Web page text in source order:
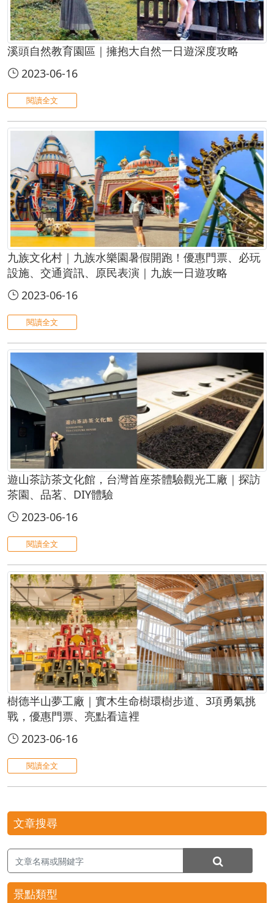
溪頭自然教育園區｜擁抱大自然一日遊深度攻略
2023-06-16
閱讀全文
九族文化村｜九族水樂園暑假開跑！優惠門票、必玩
設施、交通資訊、原民表演｜九族一日遊攻略
2023-06-16
閱讀全文
遊山茶訪茶文化館，台灣首座茶體驗觀光工廠｜探訪
茶園、品茗、DIY體驗
2023-06-16
閱讀全文
樹德半山夢工廠｜實木生命樹環樹步道、3項勇氣挑
戰，優惠門票、亮點看這裡
2023-06-16
閱讀全文
文章搜尋
景點類型